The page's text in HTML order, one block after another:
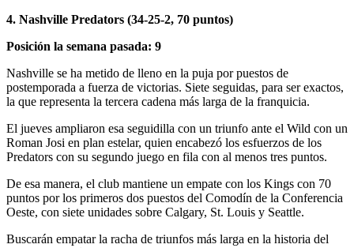
4. Nashville Predators (34-25-2, 70 puntos)
Posición la semana pasada: 9
Nashville se ha metido de lleno en la puja por puestos de
postemporada a fuerza de victorias. Siete seguidas, para ser exactos,
la que representa la tercera cadena más larga de la franquicia.
El jueves ampliaron esa seguidilla con un triunfo ante el Wild con un
Roman Josi en plan estelar, quien encabezó los esfuerzos de los
Predators con su segundo juego en fila con al menos tres puntos.
De esa manera, el club mantiene un empate con los Kings con 70
puntos por los primeros dos puestos del Comodín de la Conferencia
Oeste, con siete unidades sobre Calgary, St. Louis y Seattle.
Buscarán empatar la racha de triunfos más larga en la historia del